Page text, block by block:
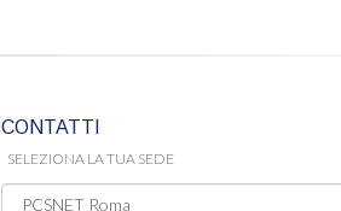
CONTATTI
SELEZIONA LA TUA SEDE